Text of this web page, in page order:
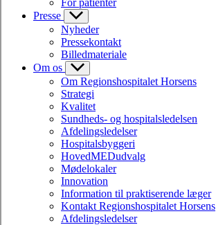
Presse
Nyheder
Pressekontakt
Billedmateriale
Om os
Om Regionshospitalet Horsens
Strategi
Kvalitet
Sundheds- og hospitalsledelsen
Afdelingsledelser
Hospitalsbyggeri
HovedMEDudvalg
Mødelokaler
Innovation
Information til praktiserende læger
Kontakt Regionshospitalet Horsens
Afdelingsledelser